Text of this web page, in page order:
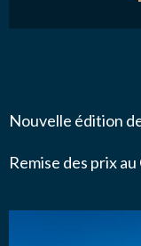
Nouvelle édition
Remise des prix